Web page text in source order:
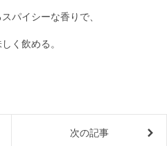
パイシーな香りで、
く飲める。
次の記事